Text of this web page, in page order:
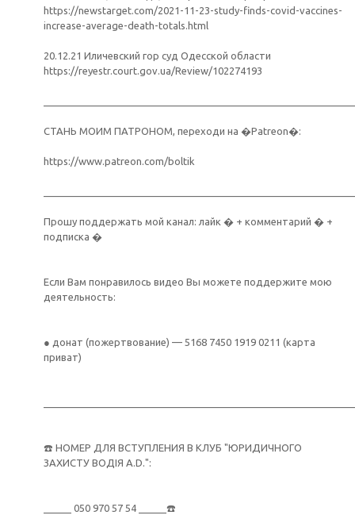
https://newstarget.com/2021-11-23-study-finds-covid-vaccines-
increase-average-death-totals.html
20.12.21 Иличевский гор суд Одесской области
https://reyestr.court.gov.ua/Review/102274193
СТАНЬ МОИМ ПАТРОНОМ, переходи на �Patreon�:
https://www.patreon.com/boltik
Прошу поддержать мой канал: лайк � + комментарий � +
подписка �
Если Вам понравилось видео Вы можете поддержите мою
деятельность:
● донат (пожертвование) — 5168 7450 1919 0211 (карта
приват)
☎️ НОМЕР ДЛЯ ВСТУПЛЕНИЯ В КЛУБ "ЮРИДИЧНОГО
ЗАХИСТУ ВОДІЯ A.D.":
_____ 050 970 57 54 _____☎️